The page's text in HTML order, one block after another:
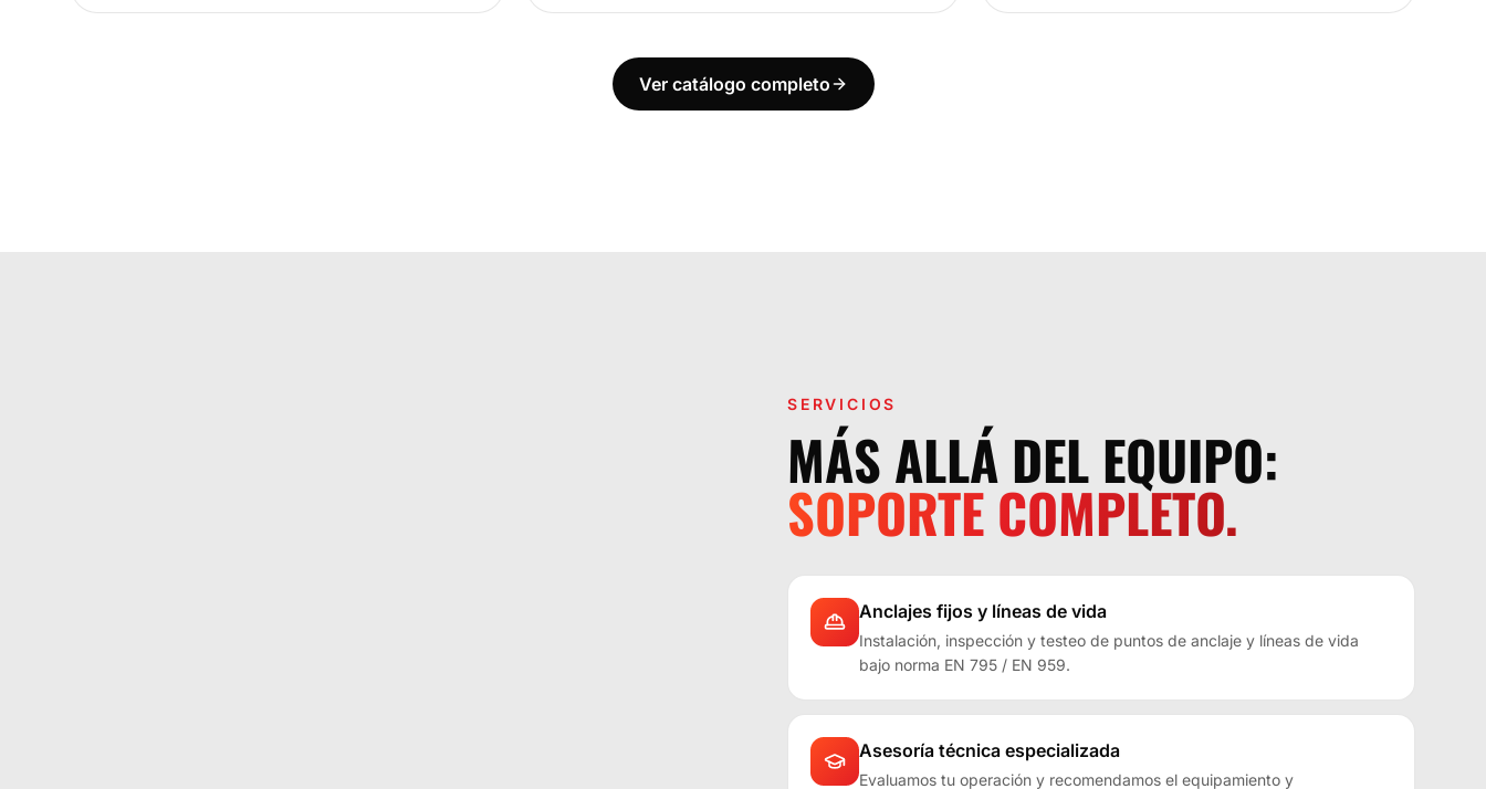
Ver catálogo completo
SERVICIOS
MÁS ALLÁ DEL EQUIPO:
SOPORTE COMPLETO.
Anclajes fijos y líneas de vida
Instalación, inspección y testeo de puntos de anclaje y líneas de vida
bajo norma EN 795 / EN 959.
Asesoría técnica especializada
Evaluamos tu operación y recomendamos el equipamiento y